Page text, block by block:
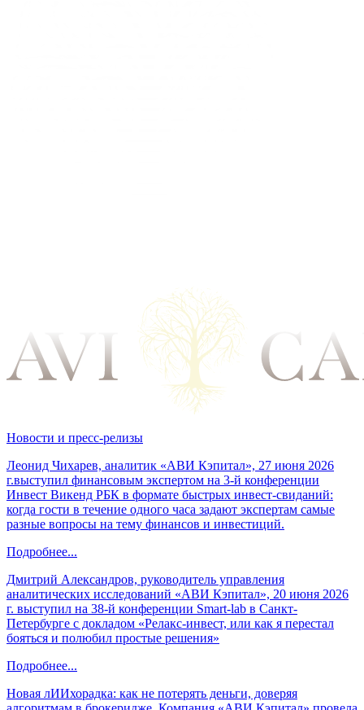
Новости и пресс-релизы
Леонид Чихарев, аналитик «АВИ Кэпитал», 27 июня 2026
г.выступил финансовым экспертом на 3-й конференции
Инвест Викенд РБК в формате быстрых инвест-свиданий:
когда гости в течение одного часа задают экспертам самые
разные вопросы на тему финансов и инвестиций.
Подробнее...
Дмитрий Александров, руководитель управления
аналитических исследований «АВИ Кэпитал», 20 июня 2026
г. выступил на 38-й конференции Smart-lab в Санкт-
Петербурге с докладом «Релакс-инвест, или как я перестал
бояться и полюбил простые решения»
Подробнее...
Новая лИИхорадка: как не потерять деньги, доверяя